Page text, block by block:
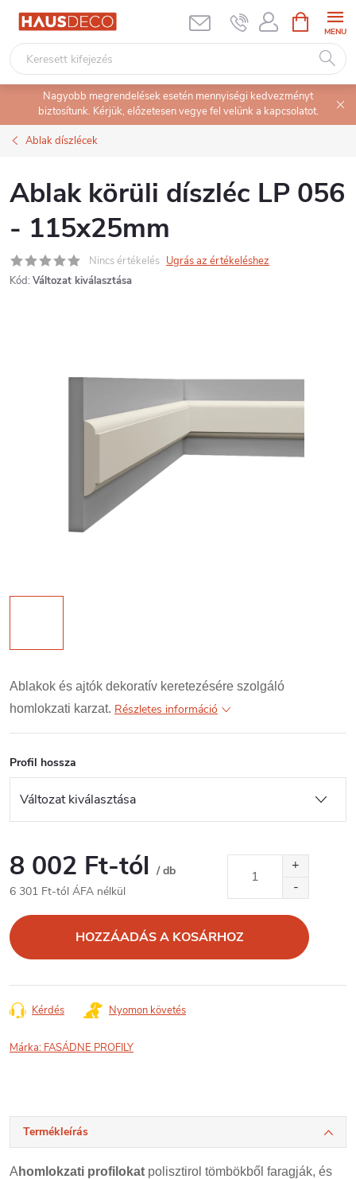
Ugrás
tartalomhoz
KOSÁR
Nagyobb megrendelések esetén mennyiségi kedvezményt
biztosítunk. Kérjük, előzetesen vegye fel velünk a kapcsolatot.
Ablak díszlécek
Ablak körüli díszléc LP 056
- 115x25mm
Nincs értékelés Ugrás az értékeléshez
Kód: Változat kiválasztása
Ablakok és ajtók dekoratív keretezésére szolgáló
homlokzati karzat. Részletes információ
Profil hossza
8 002 Ft-tól / db
6 301 Ft-tól ÁFA nélkül
HOZZÁADÁS A KOSÁRHOZ
Kérdés Nyomon követés
Márka: FASÁDNE PROFILY
Termékleírás
A homlokzati profilokat polisztirol tömbökből faragják, és